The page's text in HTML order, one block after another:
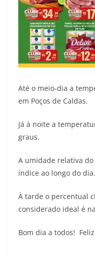
Até o meio-dia a
em Poços de Caldas.
Já à noite a
graus.
A umidade relativa
índice ao longo do dia.
À tarde o percentual
considerado ideal é
Bom dia a todos!